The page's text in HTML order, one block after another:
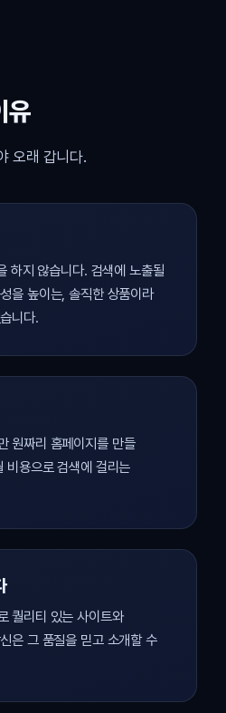
유
오래 갑니다.
하지 않습니다. 검색에 노출될
을 높이는, 솔직한 상품이라
니다.
원짜리 홈페이지를 만들
비용으로 검색에 걸리는
퀄리티 있는 사이트와
은 그 품질을 믿고 소개할 수